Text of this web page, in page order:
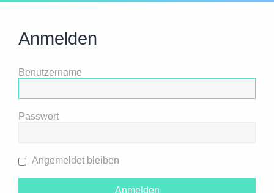
Anmelden
Benutzername
Passwort
Angemeldet bleiben